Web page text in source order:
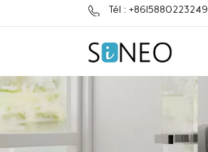
Tél : +8615880223249